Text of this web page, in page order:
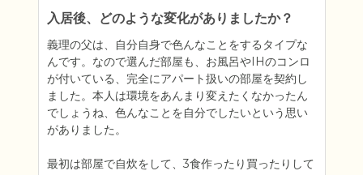
入居後、どのような変化がありましたか？
義理の父は、自分自身で色んなことをするタイプな
んです。なので選んだ部屋も、お風呂やIHのコンロ
が付いている、完全にアパート扱いの部屋を契約し
ました。本人は環境をあんまり変えたくなかったん
でしょうね、色んなことを自分でしたいという思い
がありました。
最初は部屋で自炊をして、3食作ったり買ったりして